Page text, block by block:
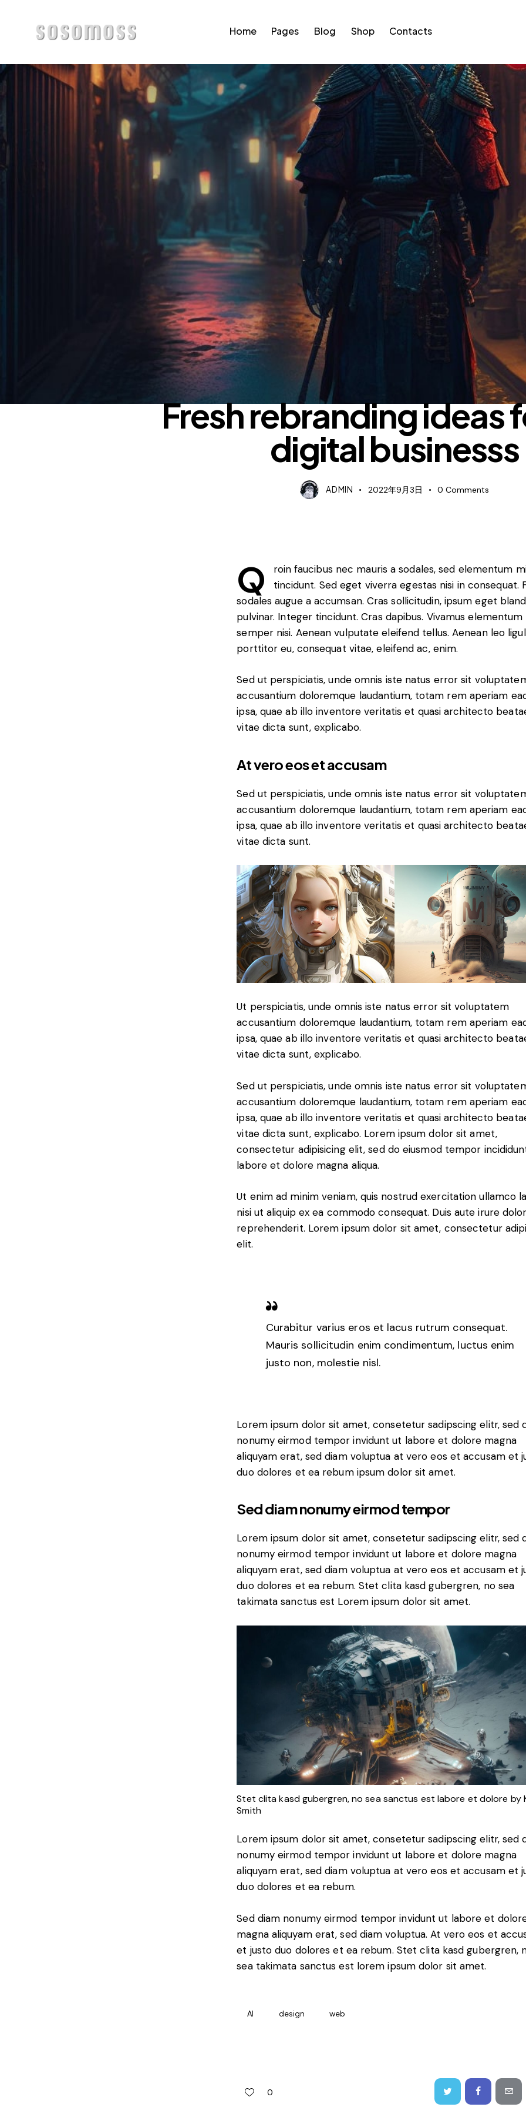
Home Pages Blog Shop Contacts
Home Pages Shop Contacts
Fresh rebranding ideas
digital businesss
ADMIN 2022年9月3日 0 Comments
Q
roin faucibus nec mauris a sodales, sed elementum
tincidunt. Sed eget viverra egestas nisi in consequat.
sodales augue a accumsan. Cras sollicitudin, ipsum eget
pulvinar. Integer tincidunt. Cras dapibus. Vivamus elementum
semper nisi. Aenean vulputate eleifend tellus. Aenean leo
porttitor eu, consequat vitae, eleifend ac, enim.
Sed ut perspiciatis, unde omnis iste natus error sit
accusantium doloremque laudantium, totam rem aperiam
ipsa, quae ab illo inventore veritatis et quasi architecto
vitae dicta sunt, explicabo.
At vero eos et accusam
Sed ut perspiciatis, unde omnis iste natus error sit
accusantium doloremque laudantium, totam rem aperiam
ipsa, quae ab illo inventore veritatis et quasi architecto
vitae dicta sunt.
Ut perspiciatis, unde omnis iste natus error sit voluptatem
accusantium doloremque laudantium, totam rem aperiam
ipsa, quae ab illo inventore veritatis et quasi architecto
vitae dicta sunt, explicabo.
Sed ut perspiciatis, unde omnis iste natus error sit
accusantium doloremque laudantium, totam rem aperiam
ipsa, quae ab illo inventore veritatis et quasi architecto
vitae dicta sunt, explicabo. Lorem ipsum dolor sit amet,
consectetur adipisicing elit, sed do eiusmod tempor
labore et dolore magna aliqua.
Ut enim ad minim veniam, quis nostrud exercitation ullamco
nisi ut aliquip ex ea commodo consequat. Duis aute irure
reprehenderit. Lorem ipsum dolor sit amet, consectetur
elit.
Curabitur varius eros et lacus rutrum consequat.
Mauris sollicitudin enim condimentum, luctus enim
justo non, molestie nisl.
Lorem ipsum dolor sit amet, consetetur sadipscing elitr, sed
nonumy eirmod tempor invidunt ut labore et dolore magna
aliquyam erat, sed diam voluptua at vero eos et accusam et
duo dolores et ea rebum ipsum dolor sit amet.
Sed diam nonumy eirmod tempor
Lorem ipsum dolor sit amet, consetetur sadipscing elitr, sed
nonumy eirmod tempor invidunt ut labore et dolore magna
aliquyam erat, sed diam voluptua at vero eos et accusam et
duo dolores et ea rebum. Stet clita kasd gubergren, no sea
takimata sanctus est Lorem ipsum dolor sit amet.
Stet clita kasd gubergren, no sea sanctus est labore et dolore by
Smith
Lorem ipsum dolor sit amet, consetetur sadipscing elitr, sed
nonumy eirmod tempor invidunt ut labore et dolore magna
aliquyam erat, sed diam voluptua at vero eos et accusam et
duo dolores et ea rebum.
Sed diam nonumy eirmod tempor invidunt ut labore et
magna aliquyam erat, sed diam voluptua. At vero eos et
et justo duo dolores et ea rebum. Stet clita kasd gubergren,
sea takimata sanctus est lorem ipsum dolor sit amet.
AI design web
0